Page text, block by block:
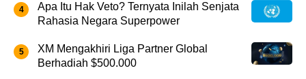
Apa Itu Hak Veto? Ternyata Inilah Senjata
Rahasia Negara Superpower
XM Mengakhiri Liga Partner Global
Berhadiah $500.000